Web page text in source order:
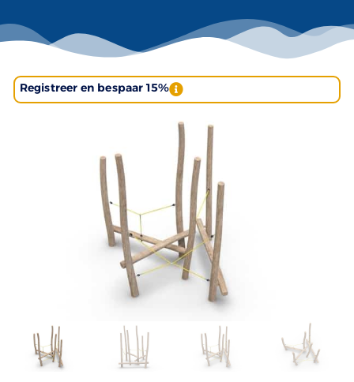
Registreer en bespaar 15%